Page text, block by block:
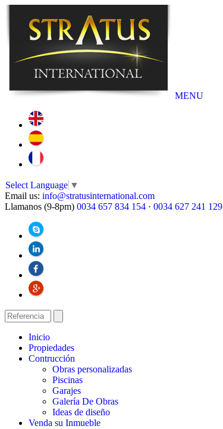
MENU
Select Language ▼
Email us: info@stratusinternational.com
Llamanos (9-8pm) 0034 657 834 154 · 0034 627 241 129
Inicio
Propiedades
Contrucción
Obras personalizadas
Piscinas
Garajes
Galería De Obras
Ideas de diseño
Venda su Inmueble